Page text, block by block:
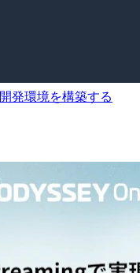
発環境を構築する